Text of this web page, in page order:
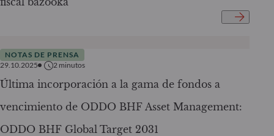
NOTAS DE PRENSA
29.10.2025
2 minutos
Última incorporación a la gama de fondos a
vencimiento de ODDO BHF Asset Management:
ODDO BHF Global Target 2031